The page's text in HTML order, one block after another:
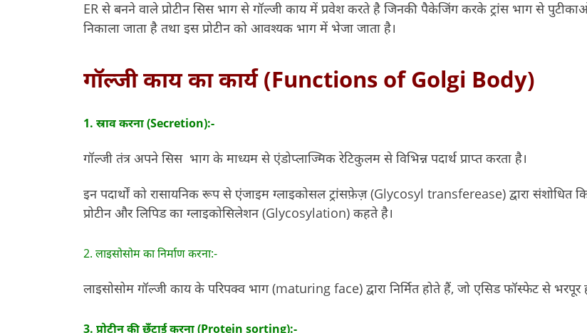
ER से बनने वाले प्रोटीन सिस भाग से गॉल्जी काय में प्रवेश करते है जिनकी पैकेजिंग करके ट्रांस भाग से
निकाला जाता है तथा इस प्रोटीन को आवश्यक भाग में भेजा जाता है।
गॉल्जी काय का कार्य (Functions of Golgi Body)
1. स्राव करना (Secretion):-
गॉल्जी तंत्र अपने सिस भाग के माध्यम से एंडोप्लाज्मिक रेटिकुलम से विभिन्न पदार्थ प्राप्त करता है।
इन पदार्थों को रासायनिक रूप से एंजाइम ग्लाइकोसल ट्रांसफ़ेज़ (Glycosyl transferease) द्वारा संशोधित
प्रोटीन और लिपिड का ग्लाइकोसिलेशन (Glycosylation) कहते है।
2. लाइसोसोम का निर्माण करना:-
लाइसोसोम गॉल्जी काय के परिपक्व भाग (maturing face) द्वारा निर्मित होते हैं, जो एसिड फॉस्फेट से भरपूर
3. प्रोटीन की छँटाई करना (Protein sorting):-